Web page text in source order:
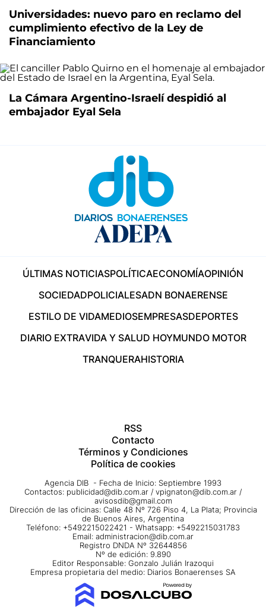
Universidades: nuevo paro en reclamo del
cumplimiento efectivo de la Ley de
Financiamiento
La Cámara Argentino-Israelí despidió al
embajador Eyal Sela
ÚLTIMAS NOTICIASPOLÍTICAECONOMÍAOPINIÓN
SOCIEDADPOLICIALESADN BONAERENSE
ESTILO DE VIDAMEDIOSEMPRESASDEPORTES
DIARIO EXTRAVIDA Y SALUD HOYMUNDO MOTOR
TRANQUERAHISTORIA
RSS
Contacto
Términos y Condiciones
Política de cookies
Agencia DIB - Fecha de Inicio: Septiembre 1993
Contactos: publicidad@dib.com.ar / vpignaton@dib.com.ar /
avisosdib@gmail.com
Dirección de las oficinas: Calle 48 Nº 726 Piso 4, La Plata; Provincia
de Buenos Aires, Argentina
Teléfono: +5492215022421 - Whatsapp: +5492215031783
Email: administracion@dib.com.ar
Registro DNDA Nº 32644856
Nº de edición: 9.890
Editor Responsable: Gonzalo Julián Irazoqui
Empresa propietaria del medio: Diarios Bonaerenses SA